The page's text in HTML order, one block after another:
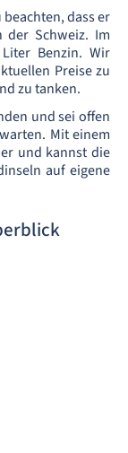
dass er
Schweiz. Im
Benzin. Wir
Preise zu
zu tanken.
und sei offen
Mit einem
und kannst die
auf eigene